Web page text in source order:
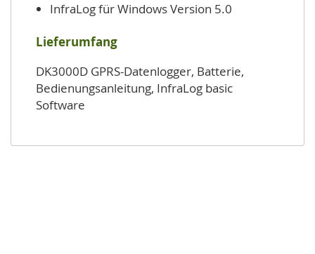
InfraLog für Windows Version 5.0
Lieferumfang
DK3000D GPRS-Datenlogger, Batterie,
Bedienungsanleitung, InfraLog basic
Software